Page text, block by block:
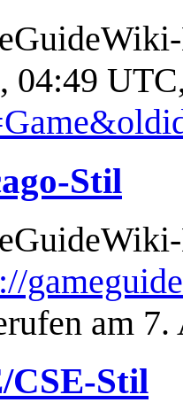
04:49
Stil
am
CSE-Stil